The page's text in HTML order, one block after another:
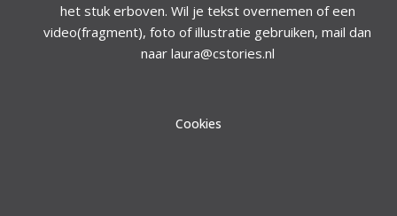
het stuk erboven. Wil je tekst overnemen of een
video(fragment), foto of illustratie gebruiken, mail dan
naar laura@cstories.nl
Cookies